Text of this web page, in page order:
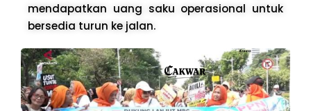
mendapatkan uang saku operasional untuk
bersedia turun ke jalan.